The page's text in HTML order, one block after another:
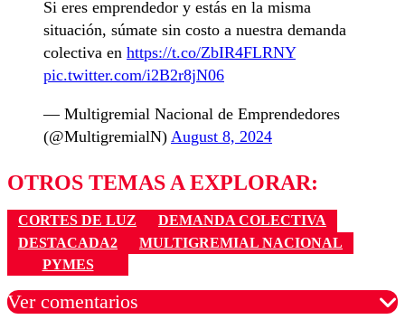
Si eres emprendedor y estás en la misma
situación, súmate sin costo a nuestra demanda
colectiva en https://t.co/ZbIR4FLRNY
pic.twitter.com/i2B2r8jN06
— Multigremial Nacional de Emprendedores
(@MultigremialN) August 8, 2024
OTROS TEMAS A EXPLORAR:
CORTES DE LUZ
DEMANDA COLECTIVA
DESTACADA2
MULTIGREMIAL NACIONAL
PYMES
Ver comentarios